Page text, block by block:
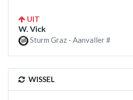
UIT
W. Vick
Sturm Graz - Aanvaller #
WISSEL